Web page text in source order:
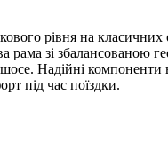
рівня на класичних
рама зі збалансованою
Надійні компоненти
під час поїздки.